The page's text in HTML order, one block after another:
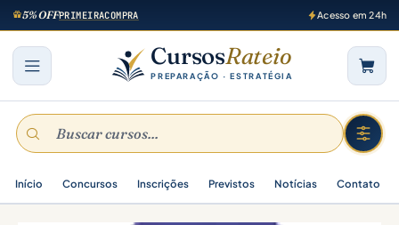
5% OFFPRIMEIRACOMPRA Acesso em 24h
CursosRateio
PREPARAÇÃO · ESTRATÉGIA
Início Concursos Inscrições Previstos Notícias Contato